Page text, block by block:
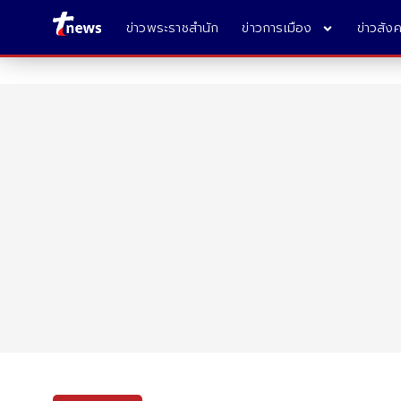
ข่าวพระราชสำนัก ข่าวการเมือง ข่าวสัง